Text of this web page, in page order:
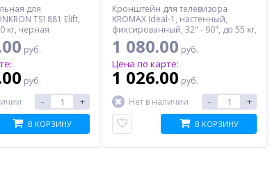
для
TS1881 Elift,
кг, черная
руб.
руб.
- +
В КОРЗИНУ
Кронштейн для телевизора
KROMAX Ideal-1, настенный,
фиксированный, 32" - 90", до 55 кг,
черный
1 080.00 руб.
Цена по карте:
1 026.00 руб.
Нет в наличии
- +
В КОРЗИНУ